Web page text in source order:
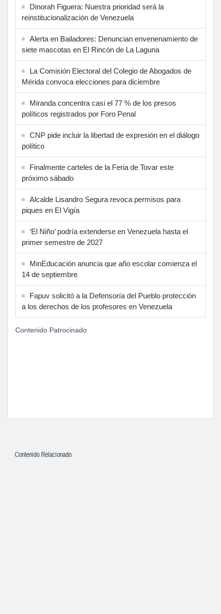
Dinorah Figuera: Nuestra prioridad será la
reinstitucionalización de Venezuela
Alerta en Bailadores: Denuncian envenenamiento de
siete mascotas en El Rincón de La Laguna
La Comisión Electoral del Colegio de Abogados de
Mérida convoca elecciones para diciembre
Miranda concentra casi el 77 % de los presos
políticos registrados por Foro Penal
CNP pide incluir la libertad de expresión en el diálogo
político
Finalmente carteles de la Feria de Tovar este
próximo sábado
Alcalde Lisandro Segura revoca permisos para
piques en El Vigía
‘El Niño’ podría extenderse en Venezuela hasta el
primer semestre de 2027
MinEducación anuncia que año escolar comienza el
14 de septiembre
Fapuv solicitó a la Defensoría del Pueblo protección
a los derechos de los profesores en Venezuela
Contenido Patrocinado
Contenido Relacionado